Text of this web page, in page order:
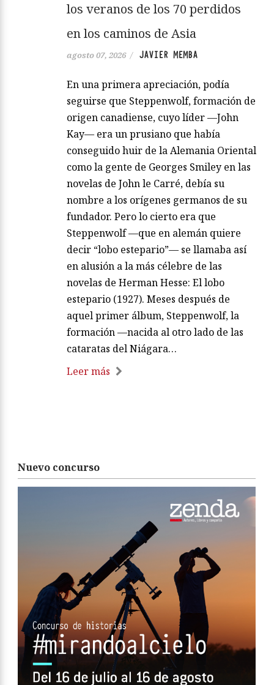
los veranos de los 70 perdidos
en los caminos de Asia
agosto 07, 2026 / JAVIER MEMBA
En una primera apreciación, podía
seguirse que Steppenwolf, formación de
origen canadiense, cuyo líder —John
Kay— era un prusiano que había
conseguido huir de la Alemania Oriental
como la gente de Georges Smiley en las
novelas de John le Carré, debía su
nombre a los orígenes germanos de su
fundador. Pero lo cierto era que
Steppenwolf —que en alemán quiere
decir “lobo estepario”— se llamaba así
en alusión a la más célebre de las
novelas de Herman Hesse: El lobo
estepario (1927). Meses después de
aquel primer álbum, Steppenwolf, la
formación —nacida al otro lado de las
cataratas del Niágara…
Leer más
Nuevo concurso